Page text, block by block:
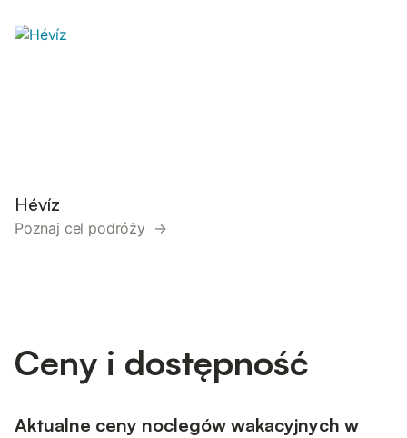
Hévíz
Poznaj cel podróży →
Ceny i dostępność
Aktualne ceny noclegów wakacyjnych w